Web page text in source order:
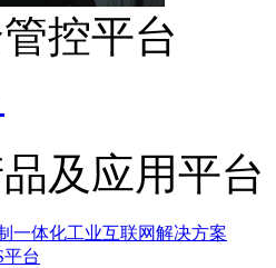
控平台
及应用平台
一体化工业互联网解决方案
平台